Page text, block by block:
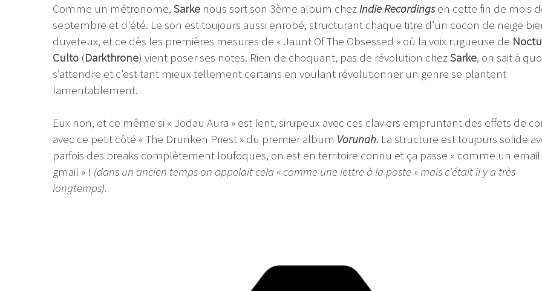
Comme un métronome, Sarke nous sort son 3ème album chezIndie Recordingsen cette fin de mois
septembre et d'été. Le son est toujours aussi enrobé, structurant chaque titre d’un cocon de neige
duveteux, et ce dès les premières mesures de « Jaunt Of The Obsessed » où la voix rugueuse de
Culto (Darkthrone) vient poser ses notes. Rien de choquant, pas de révolution chezSarke, on sait à
s’attendre et c’est tant mieux tellement certains en voulant révolutionner un genre se plantent
lamentablement.
Eux non, et ce même si « Jodau Aura » est lent, sirupeux avec ces claviers empruntant des effets de
avec ce petit côté « The Drunken Priest » du premier album Vorunah. La structure est toujours solide
parfois des breaks complètement loufoques, on est en territoire connu et ça passe « comme un
gmail » ! (dans un ancien temps on appelait cela « comme une lettre à la poste » mais c’était il y a très
longtemps).